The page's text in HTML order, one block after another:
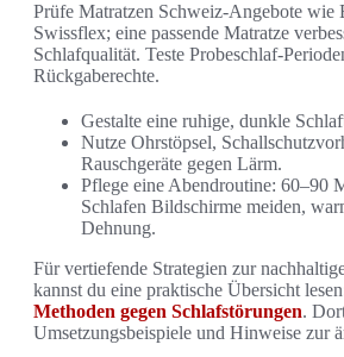
Prüfe Matratzen Schweiz-Angebote wie
Swissflex; eine passende Matratze
Schlafqualität. Teste Probeschlaf-
Rückgaberechte.
Gestalte eine ruhige, dunkle
Nutze Ohrstöpsel,
Rauschgeräte gegen Lärm.
Pflege eine Abendroutine: 60–90
Schlafen Bildschirme meiden,
Dehnung.
Für vertiefende Strategien zur
kannst du eine praktische Übersicht
Methoden gegen Schlafstörungen.
Umsetzungsbeispiele und Hinweise zur